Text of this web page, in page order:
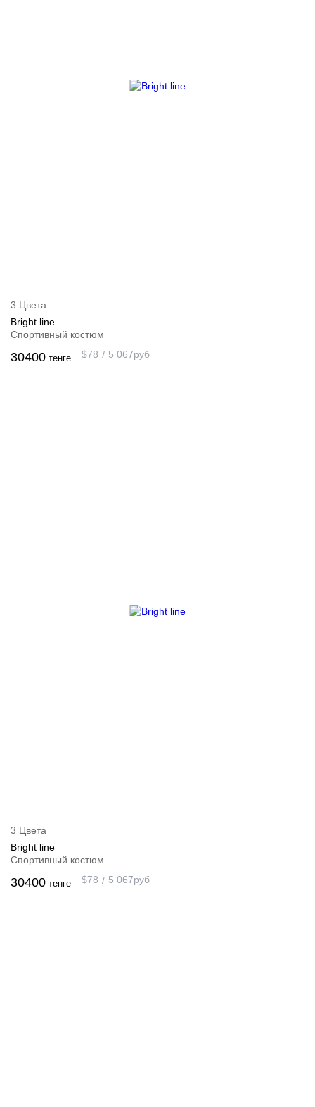
3 Цвета
Bright line
Спортивный костюм
30400 тенге $78 5 067руб
3 Цвета
Bright line
Спортивный костюм
30400 тенге $78 5 067руб